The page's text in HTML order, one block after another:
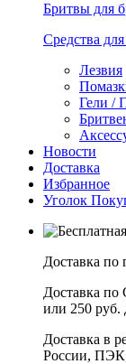
Бритвы для
Средства
Лезвия
Гели /
Новости
Доставка
Избранное
Уголок
Доставка по
Доставка по
или 250 руб.
Доставка в
России,